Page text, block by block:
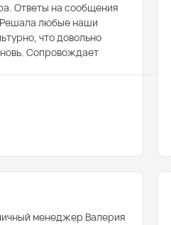
Ответы на сообщения
Решала любые наши
что довольно
Сопровождает
менеджер Валерия